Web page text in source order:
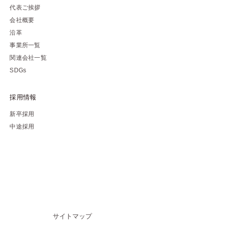
代表ご挨拶
会社概要
沿革
事業所一覧
関連会社一覧
SDGs
採用情報
新卒採用
中途採用
サイトマップ